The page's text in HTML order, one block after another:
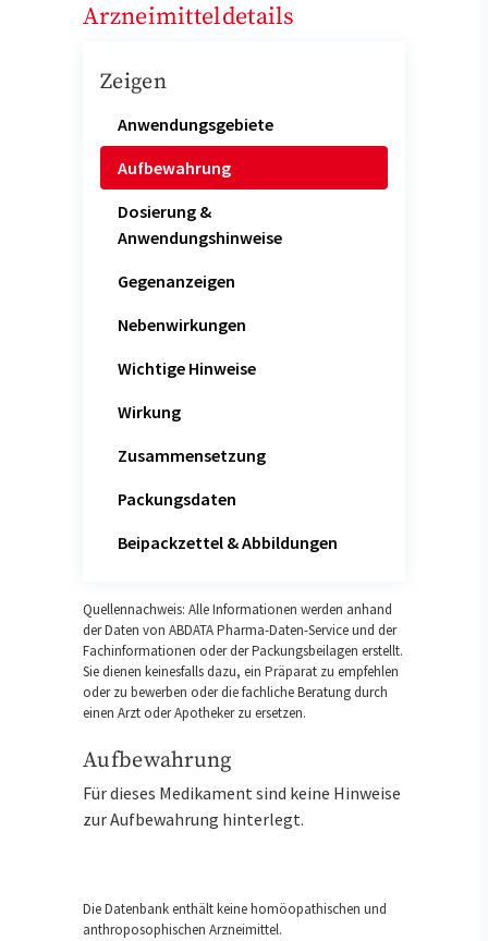
Arzneimitteldetails
Zeigen
Anwendungsgebiete
Aufbewahrung
Dosierung &
Anwendungshinweise
Gegenanzeigen
Nebenwirkungen
Wichtige Hinweise
Wirkung
Zusammensetzung
Packungsdaten
Beipackzettel & Abbildungen
Quellennachweis: Alle Informationen werden anhand
der Daten von ABDATA Pharma-Daten-Service und der
Fachinformationen oder der Packungsbeilagen erstellt.
Sie dienen keinesfalls dazu, ein Präparat zu empfehlen
oder zu bewerben oder die fachliche Beratung durch
einen Arzt oder Apotheker zu ersetzen.
Aufbewahrung
Für dieses Medikament sind keine Hinweise
zur Aufbewahrung hinterlegt.
Die Datenbank enthält keine homöopathischen und
anthroposophischen Arzneimittel.